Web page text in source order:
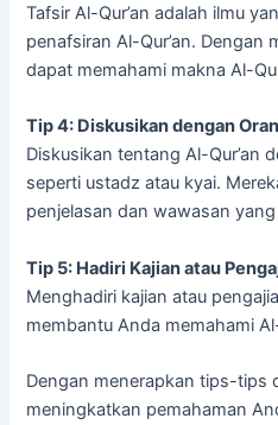
Tafsir Al-Qur’an adalah ilmu
penafsiran Al-Qur’an. Dengan
dapat memahami makna Al-
Tip 4: Diskusikan dengan
Diskusikan tentang Al-Qur’an
seperti ustadz atau kyai.
penjelasan dan wawasan
Tip 5: Hadiri Kajian atau
Menghadiri kajian atau
membantu Anda memahami
Dengan menerapkan tips-tips
meningkatkan pemahaman